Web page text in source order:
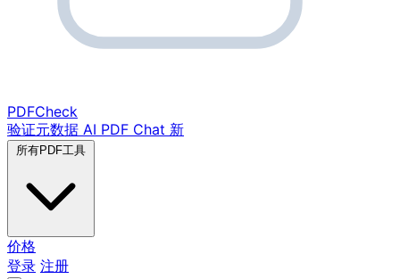
PDFCheck
验证元数据 AI PDF Chat 新
所有PDF工具
价格
登录 注册